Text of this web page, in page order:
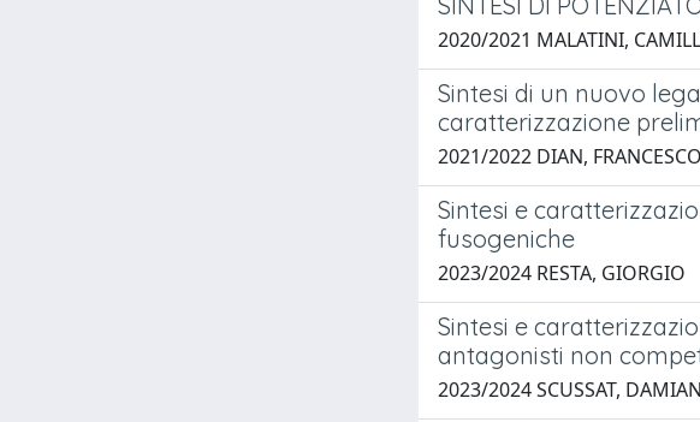
2020/2021 MALATINI,
Sintesi di un nuovo
caratterizzazione
2021/2022 DIAN, FRANCESCO
Sintesi e
fusogeniche
2023/2024 RESTA, GIORGIO
Sintesi e
antagonisti non
2023/2024 SCUSSAT,